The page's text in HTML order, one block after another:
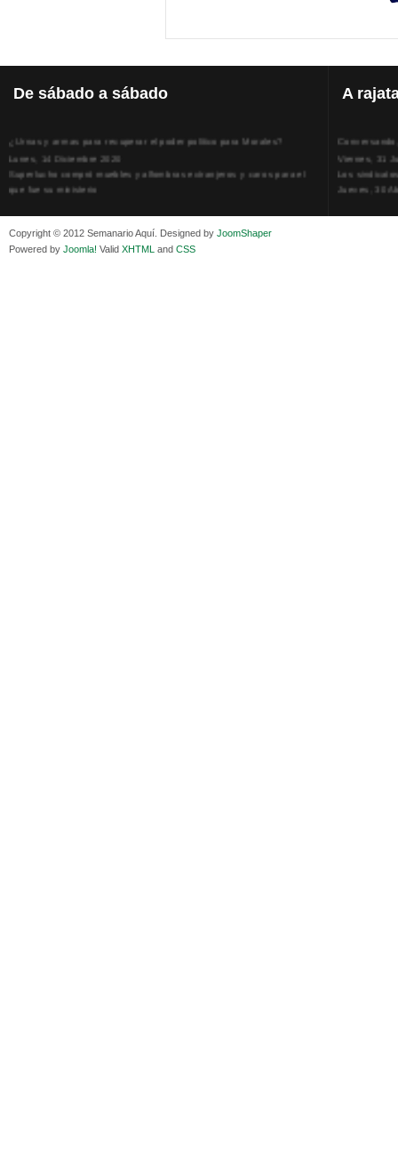
De sábado a sábado
Lunes, 14 Diciembre 2020
Superlucho compró muebles y alfombras extranjeros y caros para el
que fue su ministerio
Viernes, 11 Diciembre 2020
Viernes, 11 Diciembre 2020
Medios de difusión, amigos y enemigos de Evo Morales
A
Viernes, 31
Los
Jueves, 30
La
Copyright © 2012 Semanario Aquí. Designed by JoomShaper
Powered by Joomla! Valid XHTML and CSS